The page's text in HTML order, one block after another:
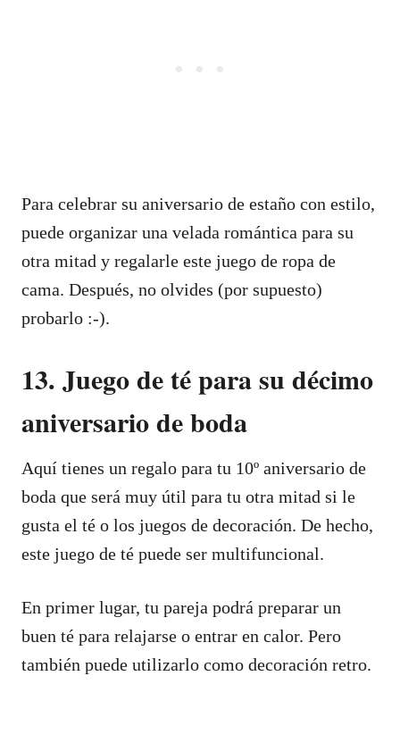
Para celebrar su aniversario de estaño con estilo,
puede organizar una velada romántica para su
otra mitad y regalarle este juego de ropa de
cama. Después, no olvides (por supuesto)
probarlo :-).
13. Juego de té para su décimo
aniversario de boda
Aquí tienes un regalo para tu 10º aniversario de
boda que será muy útil para tu otra mitad si le
gusta el té o los juegos de decoración. De hecho,
este juego de té puede ser multifuncional.
En primer lugar, tu pareja podrá preparar un
buen té para relajarse o entrar en calor. Pero
también puede utilizarlo como decoración retro.